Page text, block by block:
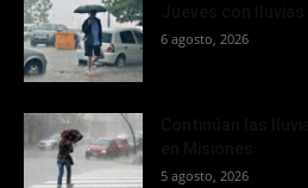
6 agosto, 2026
5 agosto, 2026